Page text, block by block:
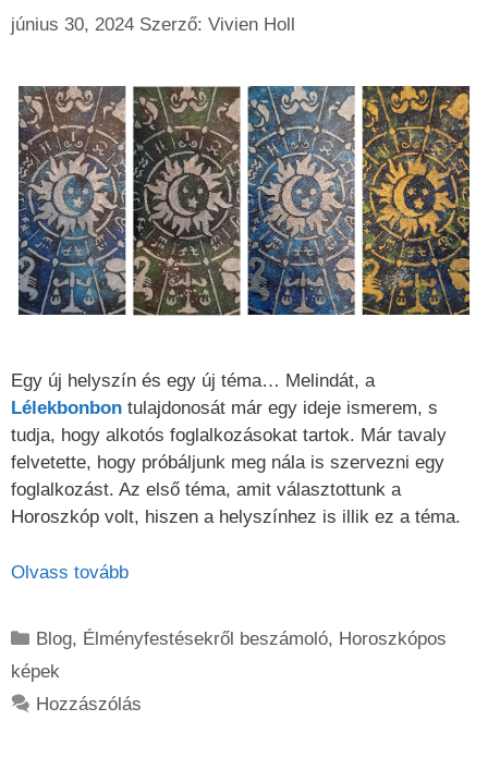
június 30, 2024 Szerző: Vivien Holl
Egy új helyszín és egy új téma… Melindát, a
Lélekbonbon tulajdonosát már egy ideje ismerem, s
tudja, hogy alkotós foglalkozásokat tartok. Már tavaly
felvetette, hogy próbáljunk meg nála is szervezni egy
foglalkozást. Az első téma, amit választottunk a
Horoszkóp volt, hiszen a helyszínhez is illik ez a téma.
Olvass tovább
Kategória
Blog, Élményfestésekről beszámoló, Horoszkópos
képek
Hozzászólás